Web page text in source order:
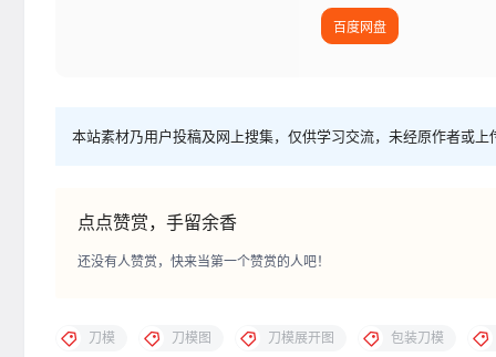
百度网盘
本站素材乃用户投稿及网上搜集，仅供学习交流，未经原作者或
点点赞赏，手留余香
还没有人赞赏，快来当第一个赞赏的人吧！
刀模 刀模图 刀模展开图 包装刀模